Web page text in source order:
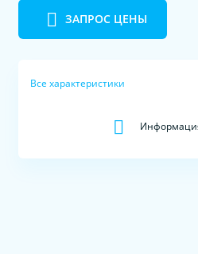
ЗАПРОС ЦЕНЫ
Все характеристики